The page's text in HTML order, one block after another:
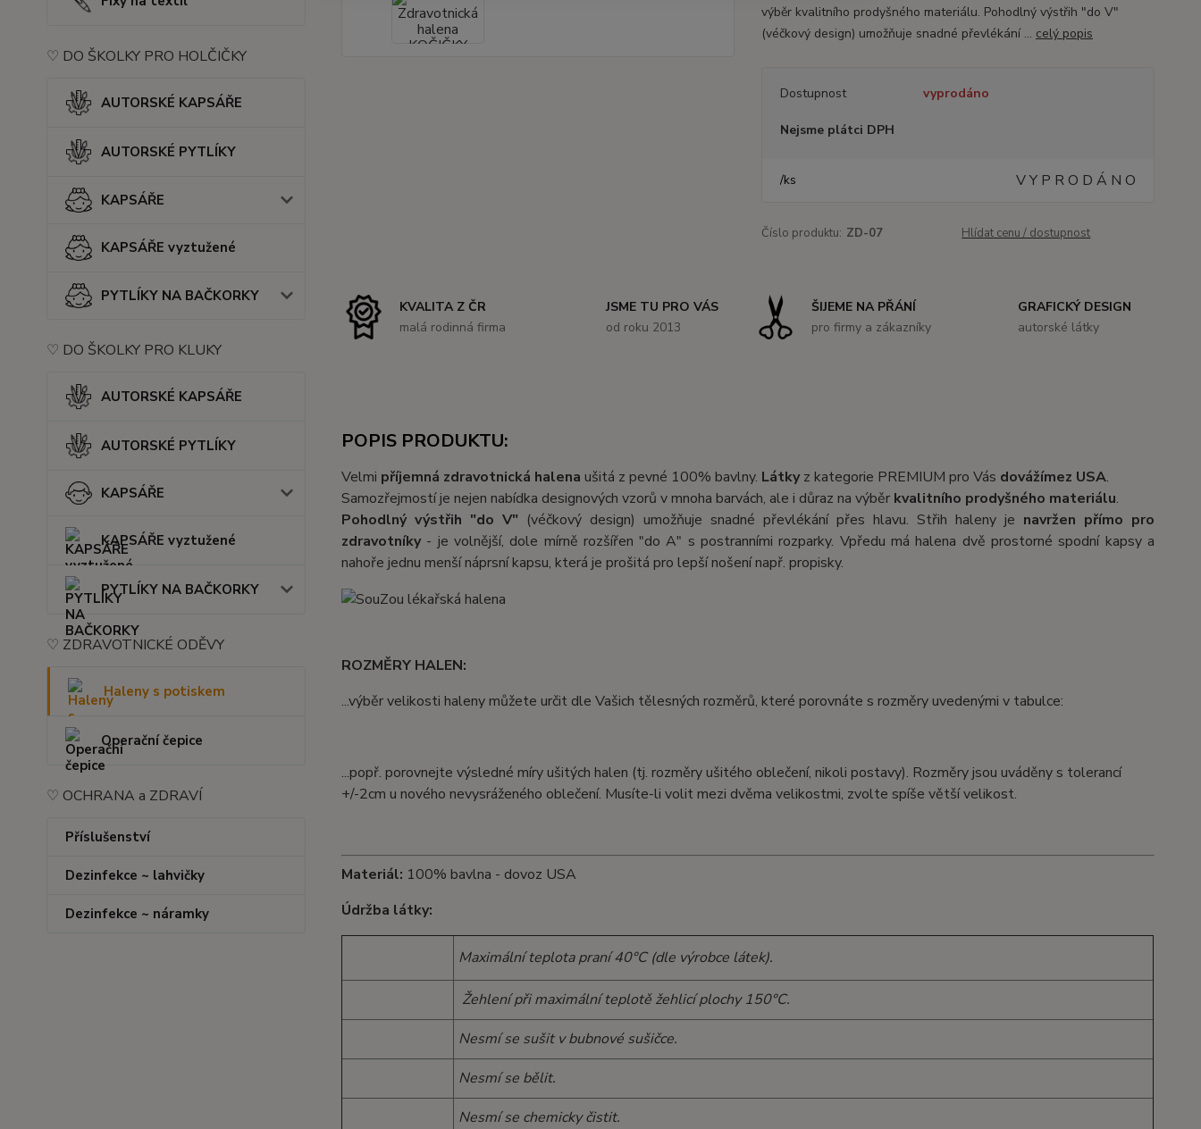
♡ DO ŠKOLKY PRO HOLČIČKY
AUTORSKÉ KAPSÁŘE
AUTORSKÉ PYTLÍKY
KAPSÁŘE
KAPSÁŘE vyztužené
PYTLÍKY NA BAČKORKY
♡ DO ŠKOLKY PRO KLUKY
AUTORSKÉ KAPSÁŘE
AUTORSKÉ PYTLÍKY
KAPSÁŘE
KAPSÁŘE vyztužené
PYTLÍKY NA BAČKORKY
♡ ZDRAVOTNICKÉ ODĚVY
Haleny s potiskem
Operační čepice
♡ OCHRANA a ZDRAVÍ
Příslušenství
Dezinfekce ~ lahvičky
Dezinfekce ~ náramky
výběr kvalitního prodyšného materiálu. Pohodlný výstřih "do V"
(véčkový design) umožňuje snadné převlékání ... celý popis
Dostupnost vyprodáno
Nejsme plátci DPH
/ks V Y P R O D Á N O
Číslo produktu: ZD-07 Hlídat cenu / dostupnost
KVALITA Z ČR
malá rodinná firma
JSME TU PRO VÁS
od roku 2013
ŠIJEME NA PŘÁNÍ
pro firmy a zákazníky
GRAFICKÝ DESIGN
autorské látky
POPIS PRODUKTU:
Velmi příjemná zdravotnická halena ušitá z pevné 100% bavlny. Látkyz kategorie PREMIUM pro Vás dovážímez USA.
Samozřejmostí je nejen nabídka designových vzorů v mnoha barvách, ale i důraz na výběr kvalitního prodyšného materiálu.
Pohodlný výstřih "do V"(véčkový design) umožňuje snadné převlékání přes hlavu. Střih haleny je navržen přímo pro
zdravotníky- je volnější, dole mírně rozšířen "do A" s postranními rozparky. Vpředu má halena dvě prostorné spodní kapsy a
nahoře jednu menší náprsní kapsu, která je prošitá pro lepší nošení např. propisky.
ROZMĚRY HALEN:
...výběr velikosti haleny můžete určit dle Vašich tělesných rozměrů, které porovnáte s rozměry uvedenými v tabulce:
...popř. porovnejte výsledné míry ušitých halen (tj. rozměry ušitého oblečení, nikoli postavy). Rozměry jsou uváděny s tolerancí
+/-2cm u nového nevysráženého oblečení. Musíte-li volit mezi dvěma velikostmi, zvolte spíše větší velikost.
Materiál: 100% bavlna - dovoz USA
Údržba látky:
Maximální teplota praní 40°C (dle výrobce látek).
Žehlení při maximální teplotě žehlicí plochy 150°C.
Nesmí se sušit v bubnové sušičce.
Nesmí se bělit.
Nesmí se chemicky čistit.